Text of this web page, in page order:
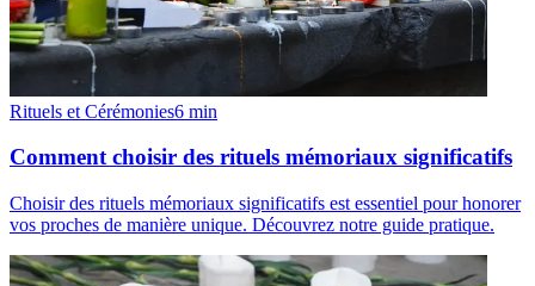
Rituels et Cérémonies6 min
Comment choisir des rituels mémoriaux significatifs
Choisir des rituels mémoriaux significatifs est essentiel pour honorer
vos proches de manière unique. Découvrez notre guide pratique.